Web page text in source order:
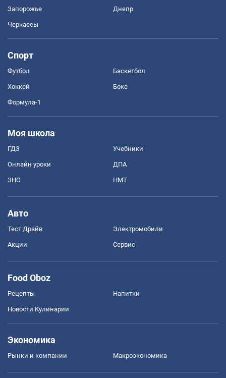
Запорожье Днепр
Черкассы
Спорт
Футбол Баскетбол
Хоккей Бокс
Формула-1
Моя школа
ГДЗ Учебники
Онлайн уроки ДПА
ЗНО НМТ
Авто
Тест Драйв Электромобили
Акции Сервис
Food Oboz
Рецепты Напитки
Новости Кулинарии
Экономика
Рынки и компании Mакроэкономика